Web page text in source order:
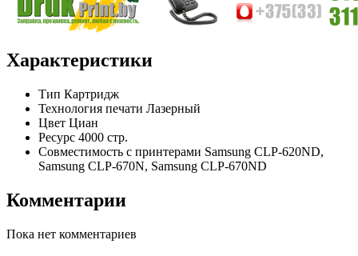
Характеристики
Тип Картридж
Технология печати Лазерный
Цвет Циан
Ресурс 4000 стр.
Совместимость с принтерами Samsung CLP-620ND,
Samsung CLP-670N, Samsung CLP-670ND
Комментарии
Пока нет комментариев